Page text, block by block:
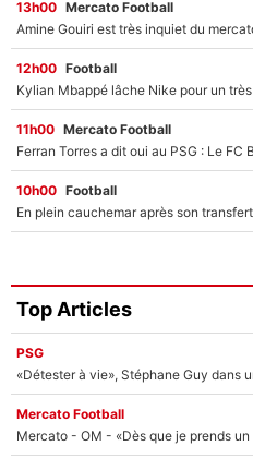
13h00 Mercato Football
12h00 Football
11h00 Mercato Football
10h00 Football
Top Articles
PSG
«Détester à vie», Stéphane Guy dans
Mercato Football